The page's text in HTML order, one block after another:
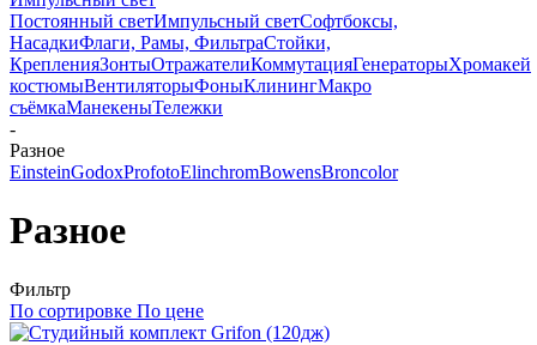
Постоянный светИмпульсный светСофтбоксы,
НасадкиФлаги, Рамы, ФильтраСтойки,
КрепленияЗонтыОтражателиКоммутацияГенераторыХромакей
костюмыВентиляторыФоныКлинингМакро
съёмкаМанекеныТележки
-
Разное
EinsteinGodoxProfotoElinchromBowensBroncolor
Разное
Фильтр
По сортировке По цене